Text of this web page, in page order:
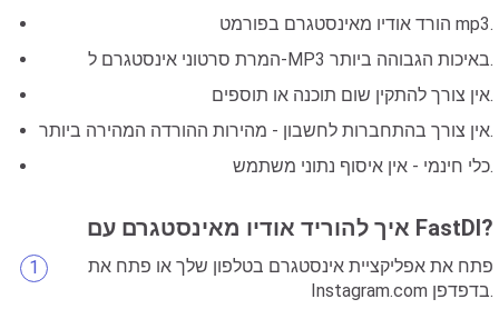
הורד אודיו מאינסטגרם בפורמט mp3.
המרת סרטוני אינסטגרם ל-MP3 באיכות הגבוהה ביותר.
אין צורך להתקין שום תוכנה או תוספים.
אין צורך בהתחברות לחשבון - מהירות ההורדה המהירה ביותר.
כלי חינמי - אין איסוף נתוני משתמש.
איך להוריד אודיו מאינסטגרם עם FastDl?
פתח את אפליקציית אינסטגרם בטלפון שלך או פתח את
Instagram.com בדפדפן.